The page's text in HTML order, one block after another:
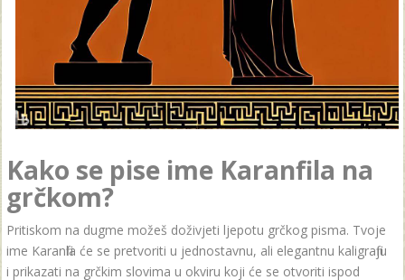
Kako se pise ime Karanfila na
grčkom?
Pritiskom na dugme možeš doživjeti ljepotu grčkog pisma. Tvoje
ime Karanfila će se pretvoriti u jednostavnu, ali elegantnu kaligrafiju
i prikazati na grčkim slovima u okviru koji će se otvoriti ispod